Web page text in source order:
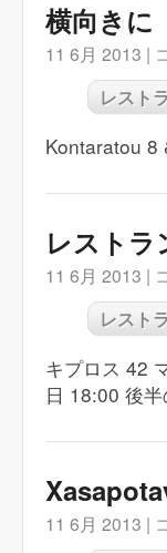
横向きに
11 6月 2013 |
レスト
Kontaratou 8
レストラ
11 6月 2013 |
レスト
キプロス 42
日 18:00 後
11 6月 2013 |